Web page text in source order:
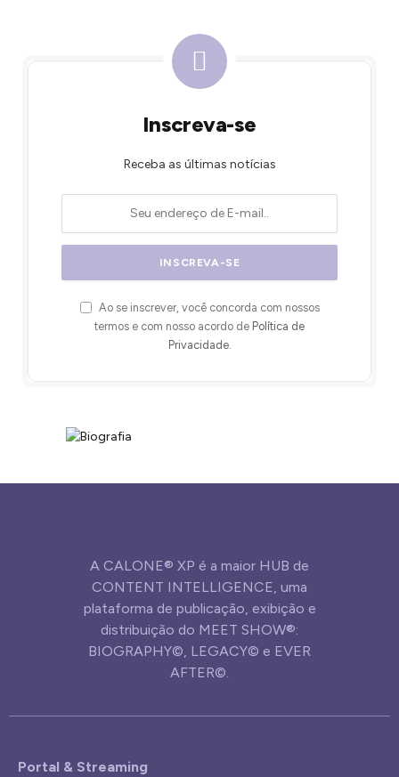
Inscreva-se
Receba as últimas notícias
Ao se inscrever, você concorda com nossos
termos e com nosso acordo de Política de
Privacidade.
A CALONE® XP é a maior HUB de
CONTENT INTELLIGENCE, uma
plataforma de publicação, exibição e
distribuição do MEET SHOW®:
BIOGRAPHY©, LEGACY© e EVER
AFTER©.
Portal & Streaming